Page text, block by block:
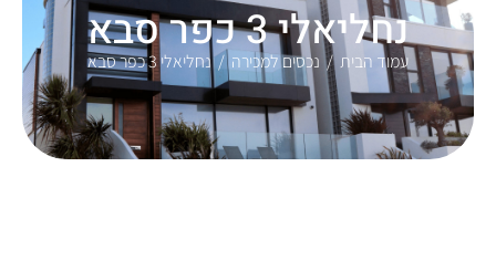
נחליאלי 3 כפר סבא
עמוד הבית/ נכסים למכירה/ נחליאלי 3 כפר סבא